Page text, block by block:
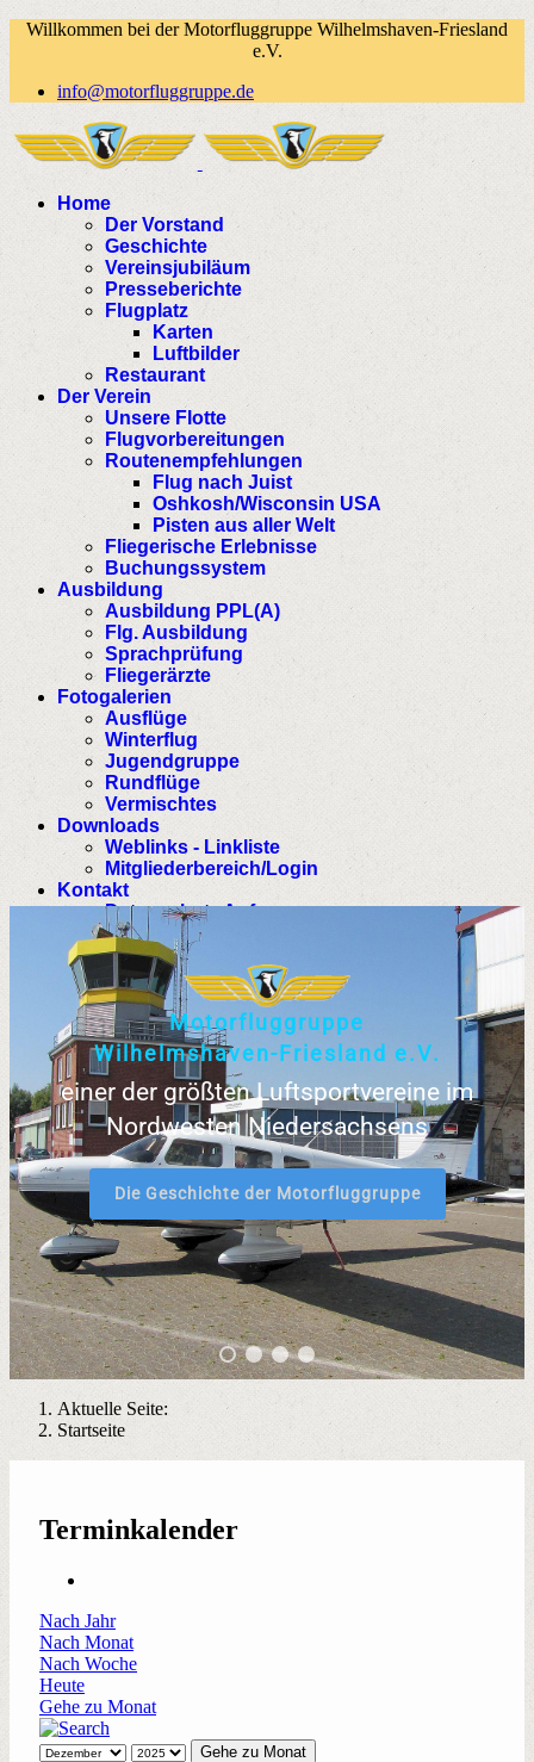
Willkommen bei der Motorfluggruppe Wilhelmshaven-Friesland
e.V.
info@motorfluggruppe.de
Home
Der Vorstand
Geschichte
Vereinsjubiläum
Presseberichte
Flugplatz
Karten
Luftbilder
Restaurant
Der Verein
Unsere Flotte
Flugvorbereitungen
Routenempfehlungen
Flug nach Juist
Oshkosh/Wisconsin USA
Pisten aus aller Welt
Fliegerische Erlebnisse
Buchungssystem
Ausbildung
Ausbildung PPL(A)
Flg. Ausbildung
Sprachprüfung
Fliegerärzte
Fotogalerien
Ausflüge
Winterflug
Jugendgruppe
Rundflüge
Vermischtes
Downloads
Weblinks - Linkliste
Mitgliederbereich/Login
Kontakt
Datenschutz Anfrage
Motorf uggruppe
Wi helmshaven- Fries and e.V.
einer der größten Luftsportvereine im
Nordwesten Niedersachsens
Die Geschichte der Motorfluggruppe
Aktuelle Seite:
Startseite
Terminkalender
Nach Jahr
Nach Monat
Nach Woche
Heute
Gehe zu Monat
Gehe zu Monat